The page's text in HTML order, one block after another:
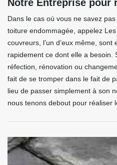
Notre Entreprise pour
Dans le cas où vous ne savez
toiture endommagée, appelez
couvreurs, l’un d’eux même,
rapidement ce dont elle a besoin.
réfection, rénovation ou
fait de se tromper dans le fait de
lieu de passer simplement à son
nous tenons debout pour réaliser